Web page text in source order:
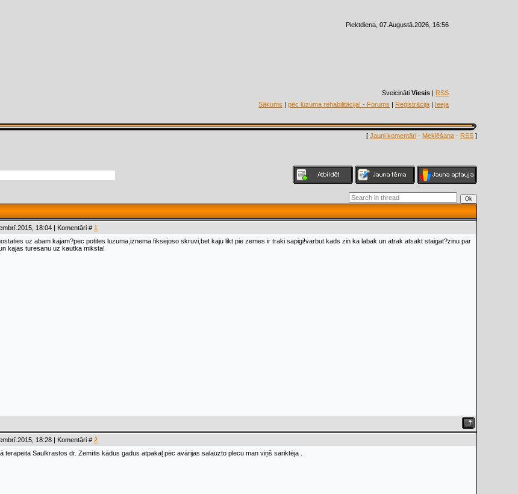
Piektdiena, 07.Augustā.2026, 16:56
Sveicināti Viesis | RSS
Sākums | pēc lūzuma rehabilitācija! - Forums | Reģistrācija | Ieeja
[ Jauni komentāri · Meklēšana · RSS ]
18:04 | Komentāri # 1
uz abam kajam?pec potites luzuma,iznema fiksejoso skruvi,bet kaju likt pie zemes ir traki sapigi!varbut kads zin ka labak un atrak atsakt staigat?zinu par
kajas turesanu uz kautka miksta!
18:28 | Komentāri # 2
terapeita Saulkrastos dr. Zemītis kādus gadus atpakaļ pēc avārijas salauzto plecu man viņš sariktēja .